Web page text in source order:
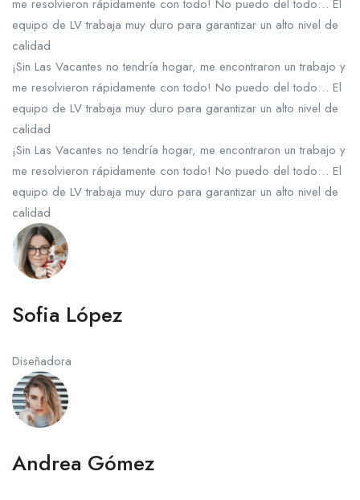
me resolvieron rápidamente con todo! No puedo del todo… El
equipo de LV trabaja muy duro para garantizar un alto nivel de
calidad
¡Sin Las Vacantes no tendría hogar, me encontraron un trabajo y
me resolvieron rápidamente con todo! No puedo del todo… El
equipo de LV trabaja muy duro para garantizar un alto nivel de
calidad
¡Sin Las Vacantes no tendría hogar, me encontraron un trabajo y
me resolvieron rápidamente con todo! No puedo del todo… El
equipo de LV trabaja muy duro para garantizar un alto nivel de
calidad
Sofia López
Diseñadora
Andrea Gómez